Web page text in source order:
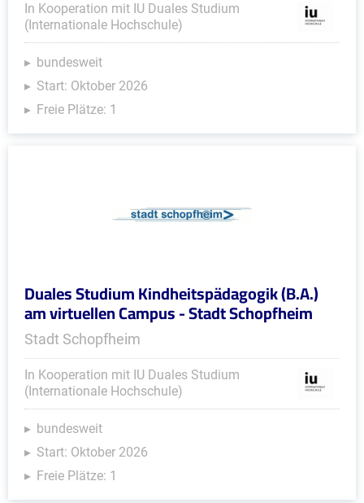
In Kooperation mit IU Duales Studium
(Internationale Hochschule)
bundesweit
Start: Oktober 2026
Freie Plätze: 1
Duales Studium Kindheitspädagogik (B.A.)
am virtuellen Campus - Stadt Schopfheim
Stadt Schopfheim
In Kooperation mit IU Duales Studium
(Internationale Hochschule)
bundesweit
Start: Oktober 2026
Freie Plätze: 1